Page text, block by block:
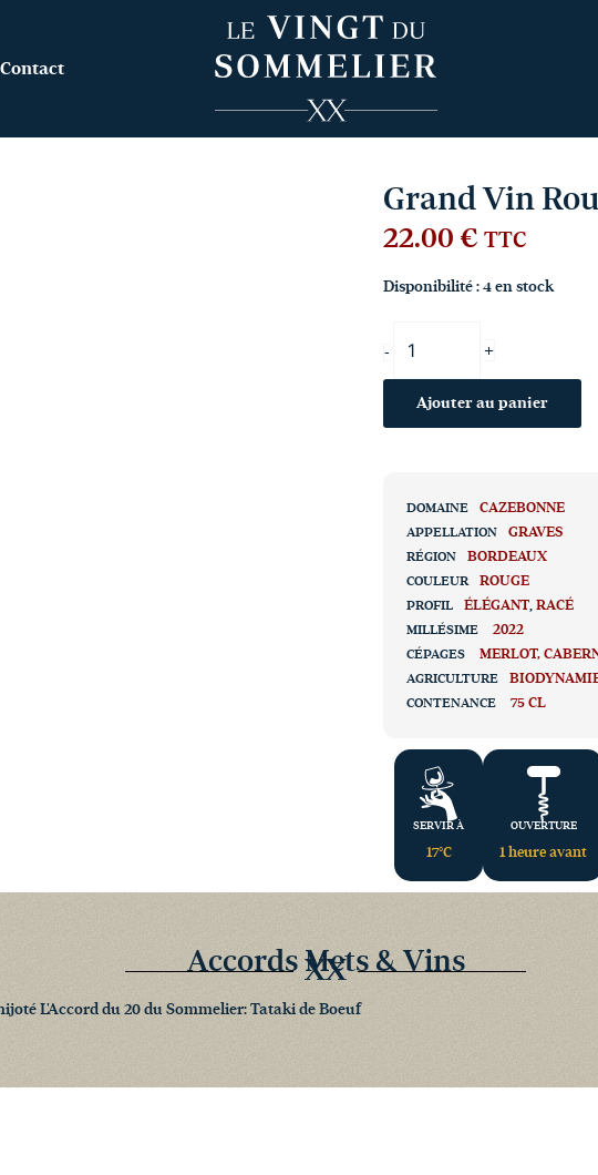
Contact
Grand Vin
22.00 € TTC
Disponibilité : 4 en stock
-
de
Grand
Rouge
2022
+
Ajouter au panier
DOMAINE CAZEBONNE
APPELLATION GRAVES
RÉGION BORDEAUX
COULEUR ROUGE
PROFIL ÉLÉGANT, RACÉ
MILLÉSIME 2022
CÉPAGES MERLOT
AGRICULTURE
CONTENANCE 75 CL
SERVIR À
17°C
OUVERTURE
1 heure avant
Accords Mets & Vins
XX
L'Accord du 20 du Sommelier: Tataki de Boeuf